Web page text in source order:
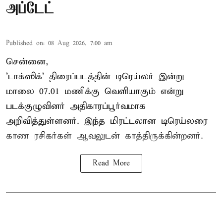
அப்டேட்
Published on: 08 Aug 2026, 7:00 am
சென்னை,
'டாக்ஸிக்' திரைப்படத்தின் டிரெய்லர் இன்று
மாலை 07.01 மணிக்கு வெளியாகும் என்று
படக்குழுவினர் அதிகாரப்பூர்வமாக
அறிவித்துள்ளனர். இந்த மிரட்டலான டிரெய்லரை
காண ரசிகர்கள் ஆவலுடன் காத்திருக்கின்றனர்.
Read More